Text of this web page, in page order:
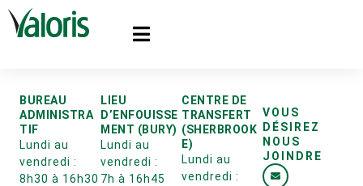
BUREAU
ADMINISTRA
TIF
Lundi au
vendredi :
8h30 à 16h30
LIEU
D’ENFOUISSE
MENT (BURY)
Lundi au
vendredi :
7h à 16h45
CENTRE DE
TRANSFERT
(SHERBROOK
E)
Lundi au
vendredi :
VOUS
DÉSIREZ
NOUS
JOINDRE